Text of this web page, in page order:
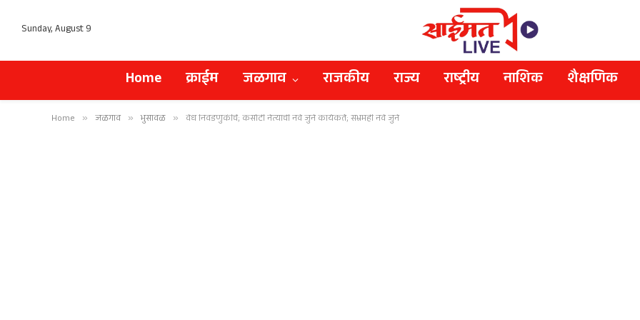
Sunday, August 9
Home क्राईम जळगाव राजकीय राज्य राष्ट्रीय नाशिक शैक्षणिक
Home » जळगाव » भुसावळ » वेध निवडणुकीचे; कसोटी नेत्यांची नवे जुने कार्यकर्ते; संभ्रमही नवे जुने